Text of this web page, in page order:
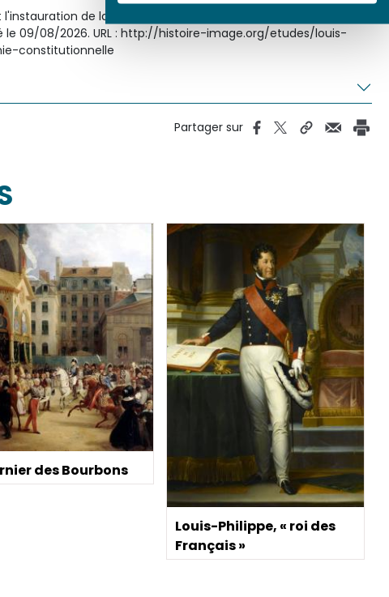
l'instauration de la Monarchie constitutionnelle », Histoire par
le 09/08/2026. URL : http://histoire-image.org/etudes/louis-
constitutionnelle
Partager sur
des Bourbons
Louis-Philippe, « roi des
Français »